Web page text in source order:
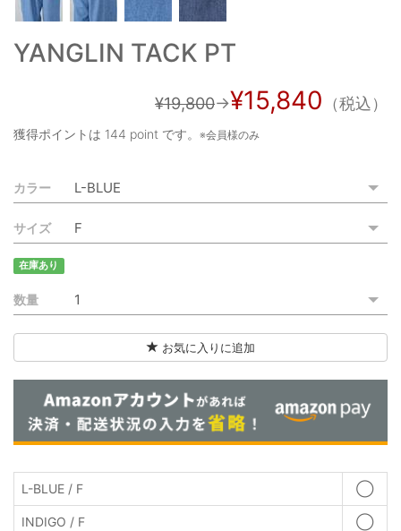
お買い物カゴ
ご利用ガイド
ご利用規約
YANGLIN TACK PT
¥19,800→¥15,840 （税込）
獲得ポイントは 144 point です。 ※会員様のみ
カラー
サイズ
在庫あり
数量
お気に入りに追加
L-BLUE / F ◯
INDIGO / F ◯